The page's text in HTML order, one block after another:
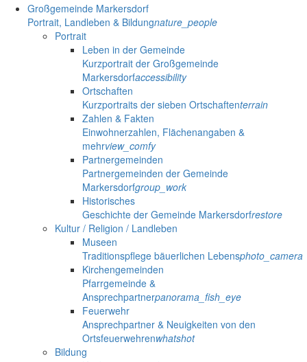
Großgemeinde Markersdorf
Portrait, Landleben & Bildungnature_people
Portrait
Leben in der Gemeinde
Kurzportrait der Großgemeinde
Markersdorfaccessibility
Ortschaften
Kurzportraits der sieben Ortschaftenterrain
Zahlen & Fakten
Einwohnerzahlen, Flächenangaben &
mehrview_comfy
Partnergemeinden
Partnergemeinden der Gemeinde
Markersdorfgroup_work
Historisches
Geschichte der Gemeinde Markersdorfrestore
Kultur / Religion / Landleben
Museen
Traditionspflege bäuerlichen Lebensphoto_camera
Kirchengemeinden
Pfarrgemeinde &
Ansprechpartnerpanorama_fish_eye
Feuerwehr
Ansprechpartner & Neuigkeiten von den
Ortsfeuerwehrenwhatshot
Bildung